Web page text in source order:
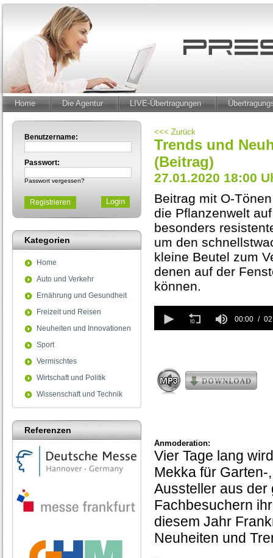
Home Die Agentur LIVE-Übertragungen
Benutzername:
Passwort:
Passwort vergessen?
Registrieren
Kategorien
Home
Auto und Verkehr
Ernährung und Gesundheit
Freizeit und Reisen
Neuheiten und Innovationen
Sport
Vermischtes
Wirtschaft und Politik
Wissenschaft und Technik
Referenzen
<<< Zurück
Trends und
(Beitrag)
27.01.2020 18:00
Beitrag mit O-
die Pflanzenwelt
besonders
um den
kleine Beutel zum
denen auf der
können.
seconds
of
seconds
00:00
Anmoderation:
Vier Tage lang
Mekka für
Aussteller aus der
Fachbesuchern
diesem Jahr
Neuheiten und